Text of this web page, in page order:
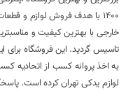
1400 با هدف فروش لوازم و
خارجی با بهترین کیفیت و
تاسیس گردید. این فروشگاه برای
به اخذ پروانه کسب از اتحادیه
لوازم یدکی تهران کرده است.